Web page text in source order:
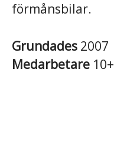
förmånsbilar.
Grundades 2007
Medarbetare 10+